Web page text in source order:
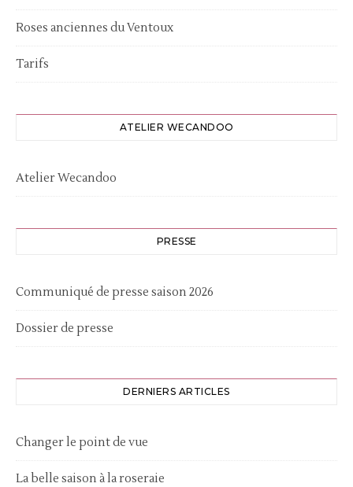
Roses anciennes du Ventoux
Tarifs
ATELIER WECANDOO
Atelier Wecandoo
PRESSE
Communiqué de presse saison 2026
Dossier de presse
DERNIERS ARTICLES
Changer le point de vue
La belle saison à la roseraie